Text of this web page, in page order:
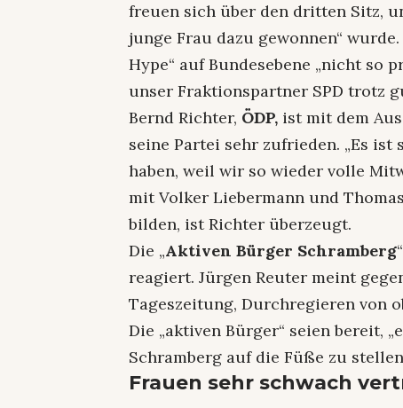
freuen sich über den dritten Sitz,
junge Frau dazu gewonnen“
Hype“ auf Bundesebene „nicht so
unser Fraktionspartner SPD trotz
Bernd Richter, ÖDP, ist mit dem
seine Partei sehr zufrieden. „Es
haben, weil wir so wieder volle
mit Volker Liebermann und
bilden, ist Richter überzeugt.
Die „Aktiven Bürger Schramberg
reagiert. Jürgen Reuter meint
Tageszeitung, Durchregieren von
Die „aktiven Bürger“ seien bereit,
Schramberg auf die Füße zu
Frauen sehr schwach